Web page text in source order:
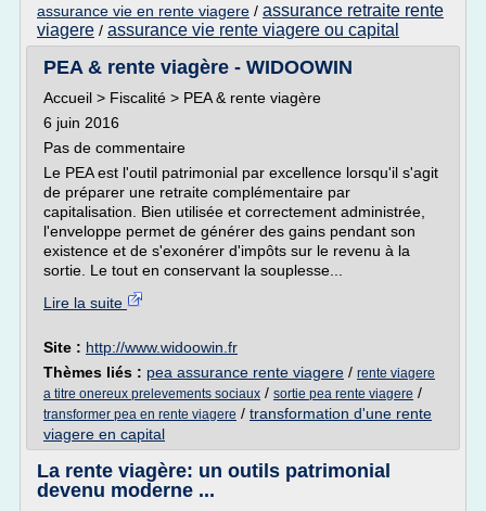
assurance vie en rente viagere / assurance retraite rente
viagere / assurance vie rente viagere ou capital
PEA & rente viagère - WIDOOWIN
Accueil > Fiscalité > PEA & rente viagère
6 juin 2016
Pas de commentaire
Le PEA est l'outil patrimonial par excellence lorsqu'il s'agit
de préparer une retraite complémentaire par
capitalisation. Bien utilisée et correctement administrée,
l'enveloppe permet de générer des gains pendant son
existence et de s'exonérer d'impôts sur le revenu à la
sortie. Le tout en conservant la souplesse...
Lire la suite
Site : http://www.widoowin.fr
Thèmes liés : pea assurance rente viagere / rente viagere
a titre onereux prelevements sociaux / sortie pea rente viagere /
transformer pea en rente viagere / transformation d'une rente
viagere en capital
La rente viagère: un outils patrimonial
devenu moderne ...